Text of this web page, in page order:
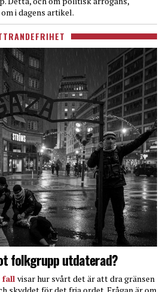
i dagens artikel.
folkgrupp utdaterad?
fall visar hur svårt det är att dra gränsen
skyddet för det fria ordet. Frågan är om